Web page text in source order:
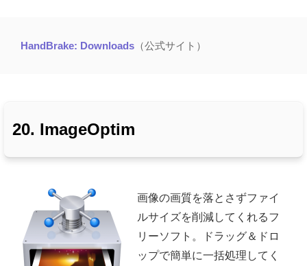
HandBrake: Downloads （公式サイト）
20. ImageOptim
画像の画質を落とさずファイ
ルサイズを削減してくれるフ
リーソフト。ドラッグ＆ドロ
ップで簡単に一括処理してく